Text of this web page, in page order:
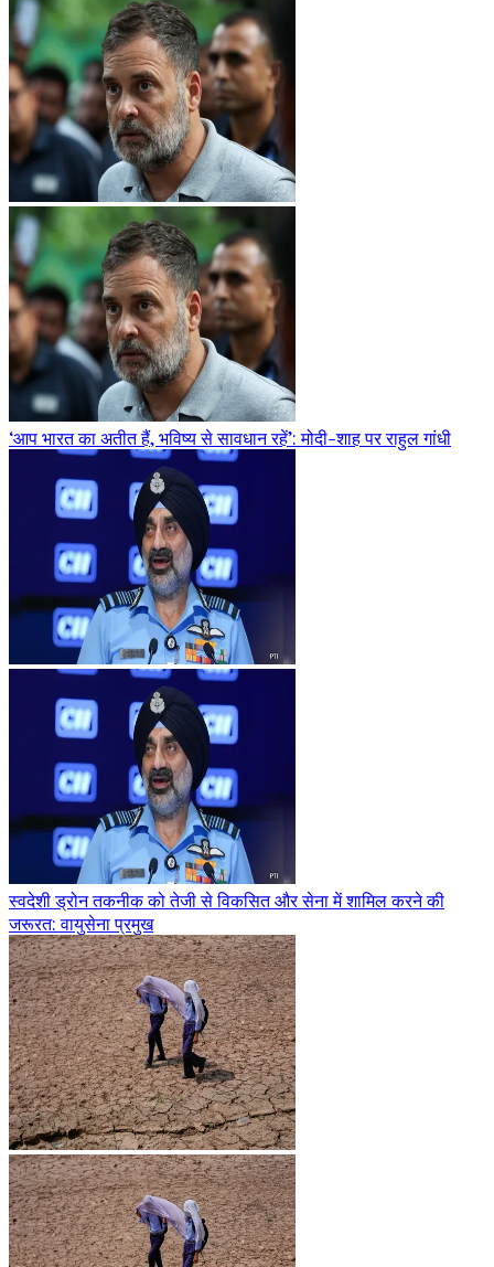
‘आप भारत का अतीत हैं, भविष्य से सावधान रहें’: मोदी-शाह पर राहुल गांधी
स्वदेशी ड्रोन तकनीक को तेजी से विकसित और सेना में शामिल करने की
जरूरत: वायुसेना प्रमुख